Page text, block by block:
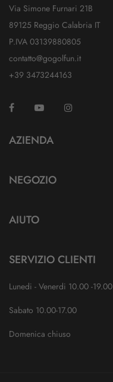
Via Simone Furnari 21B
89125 Reggio Calabria IT
P.IVA 03139880805
contatto@gogolfun.it
+39 3473244163
Facebook YouTube
AZIENDA
NEGOZIO
AIUTO
SERVIZIO CLIENTI
Lunedi - Venerdi 10.00 -19.00
Sabato 10.00-17.00
Domenica chiuso